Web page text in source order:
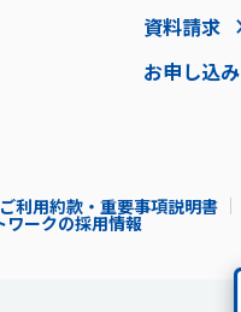
資料請求
お申し込み
ご利用約款・重要事項説明書
ワークの採用情報